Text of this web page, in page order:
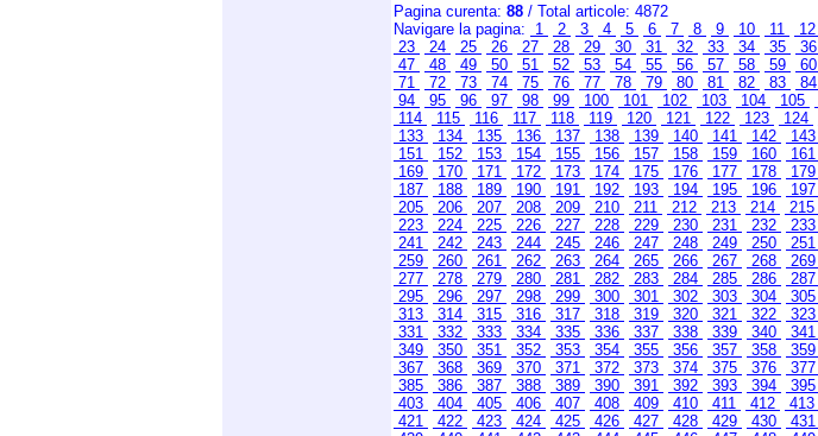
Pagina curenta: 88 / Total articole: 4872
Navigare la pagina:
1 2 3 4 5 6 7 8 9 10 11 12
23
24 25 26 27 28 29 30 31 32 33 34 35 36
47
48 49 50 51 52 53 54 55 56 57 58 59 60
71
72 73 74 75 76 77 78 79 80 81 82 83 84
94
95 96 97 98 99 100 101 102 103 104 105
114
115 116 117 118 119 120 121 122 123 124
133
134 135 136 137 138 139 140 141 142 143
151
152 153 154 155 156 157 158 159 160 161
169
170 171 172 173 174 175 176 177 178 179
187
188 189 190 191 192 193 194 195 196 197
205
206 207 208 209 210 211 212 213 214 215
223
224 225 226 227 228 229 230 231 232 233
241
242 243 244 245 246 247 248 249 250 251
259
260 261 262 263 264 265 266 267 268 269
277
278 279 280 281 282 283 284 285 286 287
295
296 297 298 299 300 301 302 303 304 305
313
314 315 316 317 318 319 320 321 322 323
331
332 333 334 335 336 337 338 339 340 341
349
350 351 352 353 354 355 356 357 358 359
367
368 369 370 371 372 373 374 375 376 377
385
386 387 388 389 390 391 392 393 394 395
403
404 405 406 407 408 409 410 411 412 413
421
422 423 424 425 426 427 428 429 430 431